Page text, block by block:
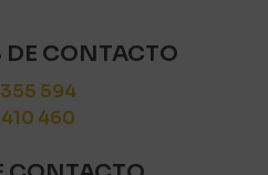
DE CONTACTO
594
460